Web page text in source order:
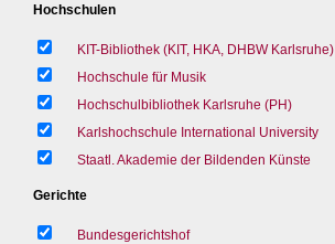
Hochschulen
KIT-Bibliothek (KIT, HKA, DHBW Karlsruhe)
Hochschule für Musik
Hochschulbibliothek Karlsruhe (PH)
Karlshochschule International University
Staatl. Akademie der Bildenden Künste
Gerichte
Bundesgerichtshof